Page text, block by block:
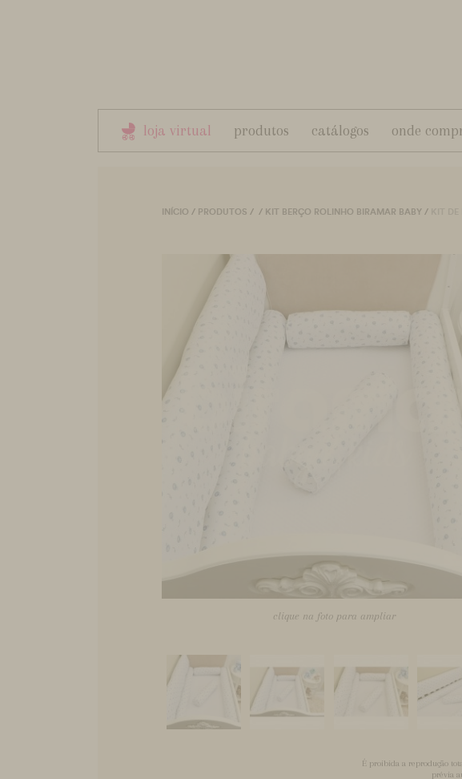
loja virtual produtos catálogos onde
INÍCIO / PRODUTOS / / KIT BERÇO ROLINHO BIRAMAR BABY /
clique na foto para ampliar
É proibida a reprodução
prévia